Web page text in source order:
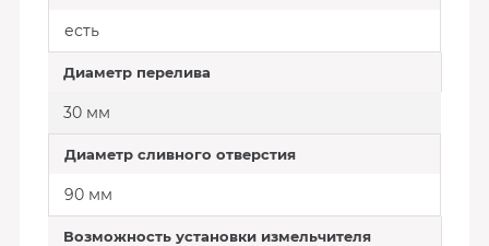
есть
Диаметр перелива
30 мм
Диаметр сливного отверстия
90 мм
Возможность установки измельчителя